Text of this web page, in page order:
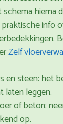
schema hierna
info
Zelf
en steen: het
laten leggen.
of beton:
op.